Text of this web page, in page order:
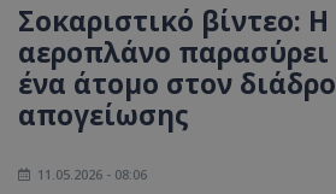
Σοκαριστικό βίντεο:
αεροπλάνο
ένα άτομο στον
απογείωσης
11.05.2026 - 08:06